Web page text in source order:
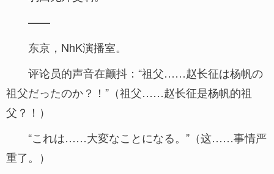
——
东京，NhK演播室。
评论员的声音在颤抖：“祖父……赵长征は杨帆の
祖父だったのか？！”（祖父……赵长征是杨帆的祖
父？！）
“これは……大変なことになる。”（这……事情严
重了。）